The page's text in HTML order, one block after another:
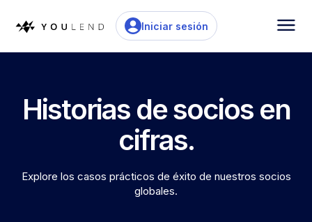
Iniciar sesión
Historias de socios en
cifras.
Explore los casos prácticos de éxito de nuestros socios
globales.